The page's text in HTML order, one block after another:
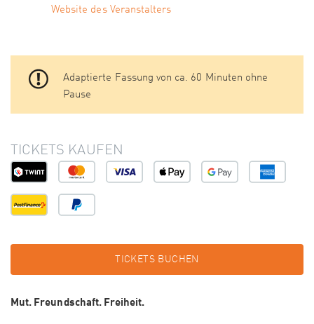
Website des Veranstalters
Adaptierte Fassung von ca. 60 Minuten ohne
Pause
TICKETS KAUFEN
TICKETS BUCHEN
Mut. Freundschaft. Freiheit.